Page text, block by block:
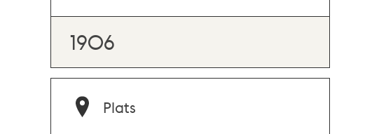
1906
Plats